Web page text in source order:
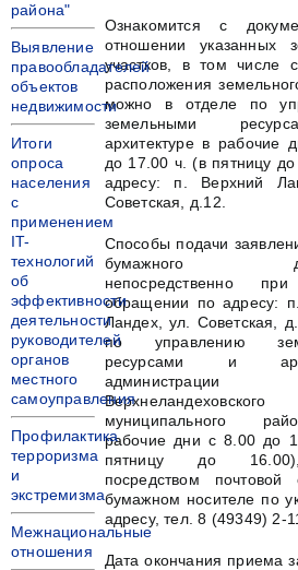
Ознакомится с
отношении указанных
участков, в том числе
расположения
можно в отделе по
земельными
архитектуре в рабочие
до 17.00 ч. (в пятницу
адресу: п. Верхний
Советская, д.12.
Способы подачи
бумажного
непосредственно
обращении по адресу:
Ландех, ул. Советская,
по управлению
ресурсами и
администрации
Верхнеландеховского
муниципального
рабочие дни с 8.00 до
пятницу до
посредством почтовой
бумажном носителе по
адресу, тел. 8 (49349) 2-
Дата окончания приема
района"
Выявление
правообладателей
объектов
недвижимости
Итоги
опроса
населения
с
применением
IT-
технологий
об
эффективности
деятельности
руководителей
органов
местного
самоуправления
Профилактика
терроризма
и
экстремизма
Межнациональные
отношения